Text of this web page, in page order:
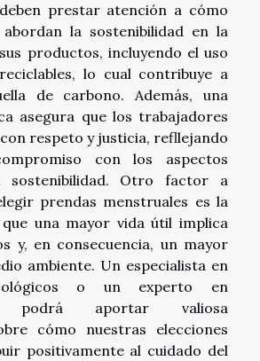
prestar atención a cómo
la sostenibilidad en la
productos, incluyendo el uso
lo cual contribuye a
de carbono. Además, una
asegura que los trabajadores
respeto y justicia, refllejando
con los aspectos
sostenibilidad. Otro factor a
prendas menstruales es la
una mayor vida útil implica
y, en consecuencia, un mayor
ambiente. Un especialista en
o un experto en
podrá aportar valiosa
cómo nuestras elecciones
positivamente al cuidado del